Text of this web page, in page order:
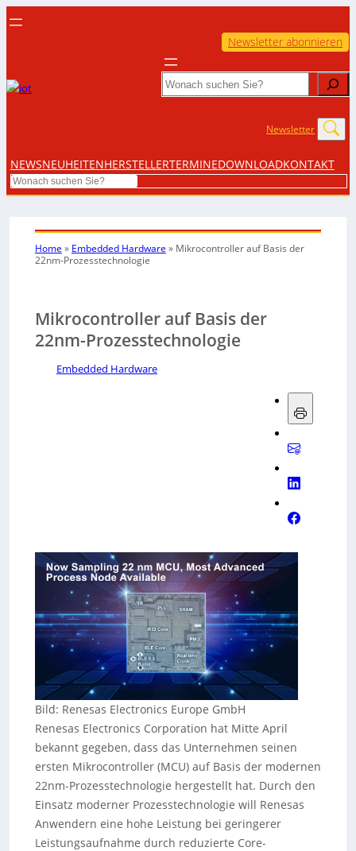
Newsletter abonnieren
Search
Newsletter
NEWSNEUHEITENHERSTELLERTERMINEDOWNLOADKONTAKT
Search
Home » Embedded Hardware » Mikrocontroller auf Basis der
22nm-Prozesstechnologie
Mikrocontroller auf Basis der
22nm-Prozesstechnologie
Embedded Hardware
Bild: Renesas Electronics Europe GmbH
Renesas Electronics Corporation hat Mitte April
bekannt gegeben, dass das Unternehmen seinen
ersten Mikrocontroller (MCU) auf Basis der modernen
22nm-Prozesstechnologie hergestellt hat. Durch den
Einsatz moderner Prozesstechnologie will Renesas
Anwendern eine hohe Leistung bei geringerer
Leistungsaufnahme durch reduzierte Core-